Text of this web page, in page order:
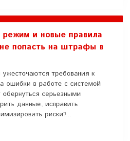
и новые правила
попасть на штрафы в
требования к
ошибки в работе с системой
серьезными
данные, исправить
риски?...